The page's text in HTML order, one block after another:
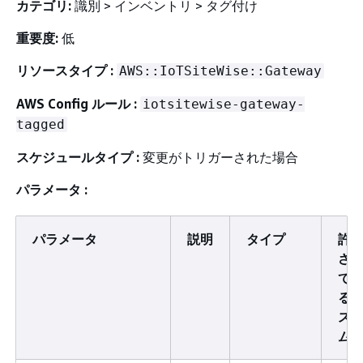
カテゴリ: 識別 > インベントリ > タグ付け
重要度: 低
リソースタイプ : AWS::IoTSiteWise::Gateway
AWS Config ルール : iotsitewise-gateway-
tagged
スケジュールタイプ : 変更がトリガーされた場合
パラメータ :
パラメータ 説明 タイプ
許可
され
てい
るカ
スタ
ム値